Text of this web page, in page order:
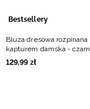
Bestsellery
Bluza dresowa rozpinana
kapturem damska -
129,99 zł